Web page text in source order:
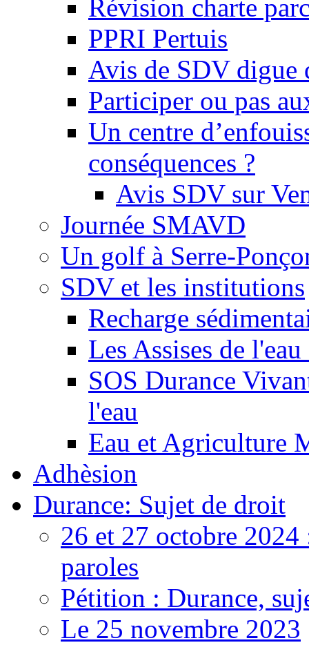
Révision charte
PPRI Pertuis
Avis de SDV digue
Participer ou pas
Un centre
conséquences ?
Avis SDV sur
Journée SMAVD
Un golf à Serre-
SDV et les institutions
Recharge
Les Assises de
SOS Durance
l'eau
Eau et Agriculture
Adhèsion
Durance: Sujet de droit
26 et 27 octobre 2024
paroles
Pétition : Durance,
Le 25 novembre 2023